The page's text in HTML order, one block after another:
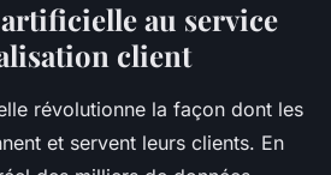
au service
client
révolutionne la façon dont les
et servent leurs clients. En